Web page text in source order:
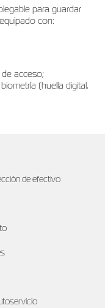
para guardar
con:
acceso;
(huella digital,
de efectivo